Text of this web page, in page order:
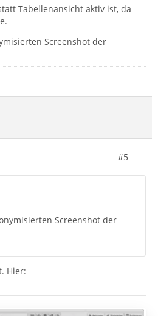
Tabellenansicht aktiv ist, da
Screenshot der
#5
Screenshot der
Hier: